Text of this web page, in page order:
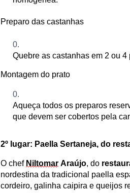
Preparo das castanhas
Quebre as castanhas em 2 ou
Montagemdo prato
Aqueça todos os preparos
que devem ser cobertos pel a
2º ugar: Paella Sertaneja, do
O chef NiltomarAraújo, do r
nordestina da tradicional paella
cordeiro, galinha caipira e queijos